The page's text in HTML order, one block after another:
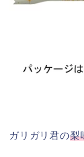
ガリガリ君の梨